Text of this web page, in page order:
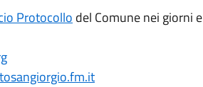
Protocollo del Comune nei giorni e